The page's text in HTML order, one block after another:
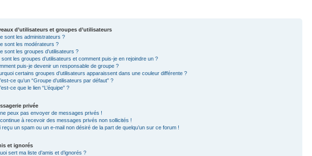
d’utilisateurs et groupes d’utilisateurs
sont les administrateurs ?
sont les modérateurs ?
sont les groupes d’utilisateurs ?
sont les groupes d’utilisateurs et comment puis-je en rejoindre un ?
puis-je devenir un responsable de groupe ?
certains groupes d’utilisateurs apparaissent dans une couleur différente ?
ce qu’un “Groupe d’utilisateurs par défaut” ?
ce que le lien “L’équipe” ?
privée
peux pas envoyer de messages privés !
à recevoir des messages privés non sollicités !
reçu un spam ou un e-mail non désiré de la part de quelqu’un sur ce forum !
et ignorés
sert ma liste d’amis et d’ignorés ?